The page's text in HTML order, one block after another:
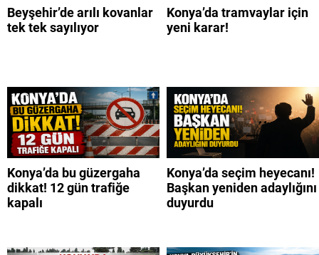
Beyşehir’de arılı kovanlar
tek tek sayılıyor
Konya’da tramvaylar için
yeni karar!
Konya’da bu güzergaha
dikkat! 12 gün trafiğe
kapalı
Konya’da seçim heyecanı!
Başkan yeniden adaylığını
duyurdu